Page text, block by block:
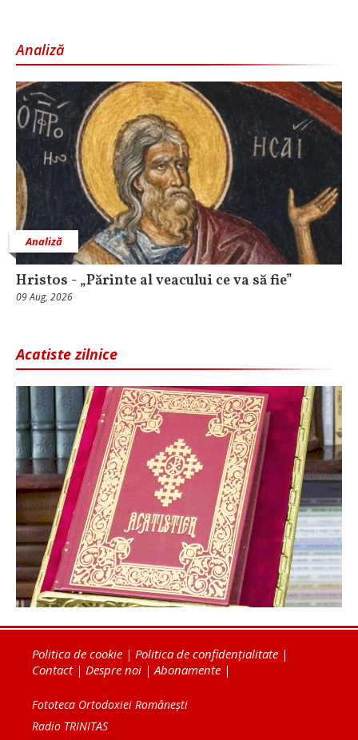
Analiză
Analiză
Hristos - „Părinte al veacului ce va să fie”
09 Aug, 2026
Acatiste zilnice
Politica de cookie | Politica de confidențialitate |
Contact| Despre noi |Abonamente |
Fototeca Ortodoxiei Românești
Radio TRINITAS